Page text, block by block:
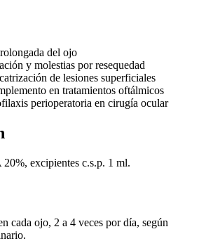
del ojo
y molestias por resequedad
de lesiones superficiales
en tratamientos oftálmicos
perioperatoria en cirugía ocular
excipientes c.s.p. 1 ml.
cada ojo, 2 a 4 veces por día, según